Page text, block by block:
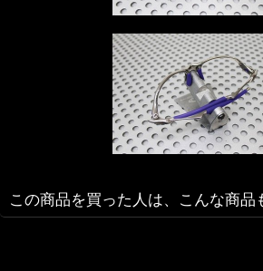
この商品を買った人は、こんな商品